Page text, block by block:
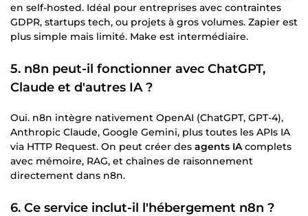
en self-hosted. Idéal pour entreprises avec contraintes
GDPR, startups tech, ou projets à gros volumes. Zapier est
plus simple mais limité. Make est intermédiaire.
5. n8n peut-il fonctionner avec ChatGPT,
Claude et d'autres IA ?
Oui. n8n intègre nativement OpenAI (ChatGPT, GPT-4),
Anthropic Claude, Google Gemini, plus toutes les APIs IA
via HTTP Request. On peut créer des agents IAcomplets
avec mémoire, RAG, et chaînes de raisonnement
directement dans n8n.
6. Ce service inclut-il l'hébergement n8n ?